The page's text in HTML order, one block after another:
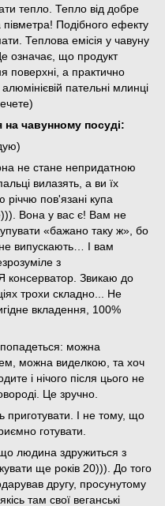
тепло. Тепло від добре
півметра! Подібного ефекту
Теплова емісія у чавуну
означає, що продукт
поверхні, а практично
пательні млинці
на чавунному посуді:
не стане непридатною
вилазять, а ви їх
річчю пов'язані купа
Вона у вас є! Вам не
«бажано таку ж», бо
випускають… І вам
з
консерватор. Звикаю до
трохи складно... Не
вкладення, 100%
можна
можна виделкою, та хоч
і нічого після цього не
Це зручно.
приготувати. І не тому, що
готувати.
людина здружиться з
ще років 20))). До того
другу, просунутому
там свої веганські